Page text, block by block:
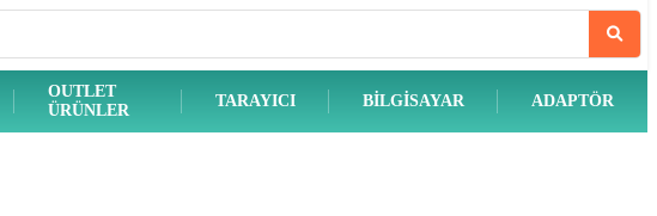
OUTLET
ÜRÜNLER
TARAYICI BILGISAYAR ADAPTÖR